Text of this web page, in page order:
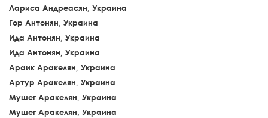
Лариса Андреасян, Украина
Гор Антонян, Украина
Ида Антонян, Украина
Ида Антонян, Украина
Араик Аракелян, Украина
Артур Аракелян, Украина
Мушег Аракелян, Украина
Мушег Аракелян, Украина